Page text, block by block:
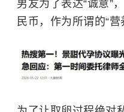
男友为了表达“诚意”
民币，作为所谓的“营